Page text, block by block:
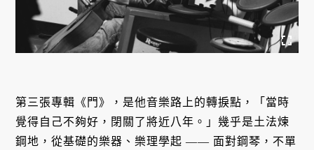
第三張專輯《門》，是他音樂路上的轉捩點，「當時
覺得自己不夠好，閉關了將近八年。」幾乎是土法煉
鋼地，從基礎的樂器、樂理學起 —— 面對鋼琴，不單